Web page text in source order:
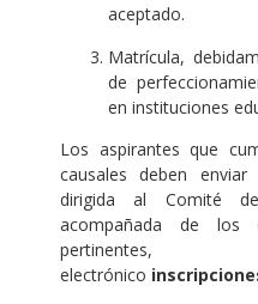
aceptado.
Matrícula,
de
en instituciones
Los aspirantes que
causales deben
dirigida al Comité
acompañada de los
electrónico